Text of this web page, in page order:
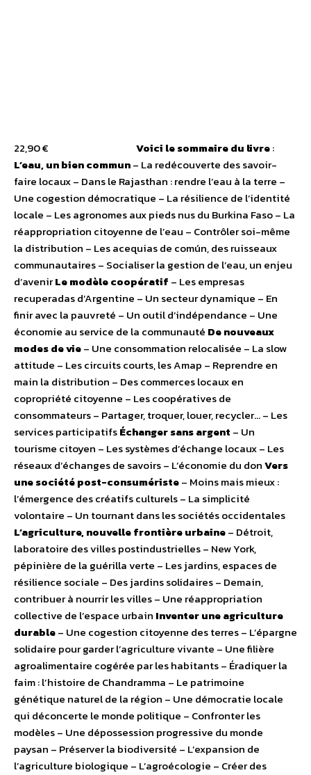
22,90 € Voici le sommaire du livre:
L’eau, un bien commun– La redécouverte des savoir-
faire locaux – Dans le Rajasthan : rendre l’eau à la terre –
Une cogestion démocratique – La résilience de l’identité
locale – Les agronomes aux pieds nus du Burkina Faso – La
réappropriation citoyenne de l’eau – Contrôler soi-même
la distribution – Les acequias de común, des ruisseaux
communautaires – Socialiser la gestion de l’eau, un enjeu
d’avenirLe modèle coopératif – Les empresas
recuperadas d’Argentine – Un secteur dynamique – En
finir avec la pauvreté – Un outil d’indépendance – Une
économie au service de la communauté De nouveaux
modes de vie– Une consommation relocalisée – La slow
attitude – Les circuits courts, les Amap – Reprendre en
main la distribution – Des commerces locaux en
copropriété citoyenne – Les coopératives de
consommateurs – Partager, troquer, louer, recycler… – Les
services participatifsÉchanger sans argent – Un
tourisme citoyen – Les systèmes d’échange locaux – Les
réseaux d’échanges de savoirs – L’économie du donVers
une société post-consumériste– Moins mais mieux :
l’émergence des créatifs culturels – La simplicité
volontaire – Un tournant dans les sociétés occidentales
L’agriculture, nouvelle frontière urbaine– Détroit,
laboratoire des villes postindustrielles – New York,
pépinière de la guérilla verte – Les jardins, espaces de
résilience sociale – Des jardins solidaires – Demain,
contribuer à nourrir les villes – Une réappropriation
collective de l’espace urbain Inventer une agriculture
durable– Une cogestion citoyenne des terres – L’épargne
solidaire pour garder l’agriculture vivante – Une filière
agroalimentaire cogérée par les habitants – Éradiquer la
faim : l’histoire de Chandramma – Le patrimoine
génétique naturel de la région – Une démocratie locale
qui déconcerte le monde politique – Confronter les
modèles – Une dépossession progressive du monde
paysan – Préserver la biodiversité – L’expansion de
l’agriculture biologique – L’agroécologie – Créer des